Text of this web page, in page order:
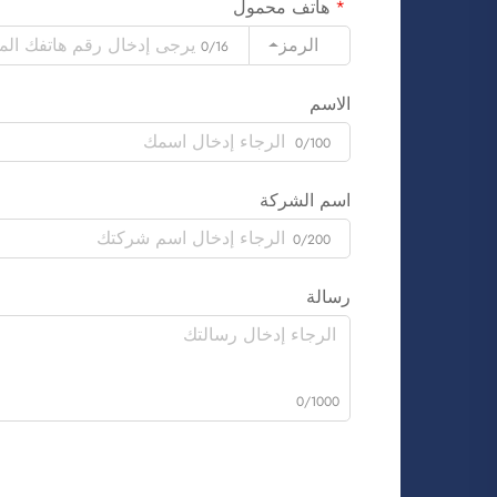
هاتف محمول
الرمز
0/16
الاسم
0/100
اسم الشركة
0/200
رسالة
0/1000